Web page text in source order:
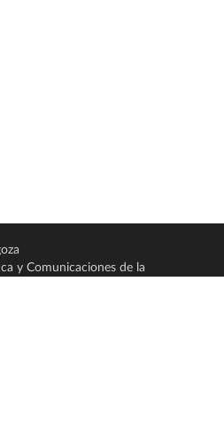
y Comunicaciones de la